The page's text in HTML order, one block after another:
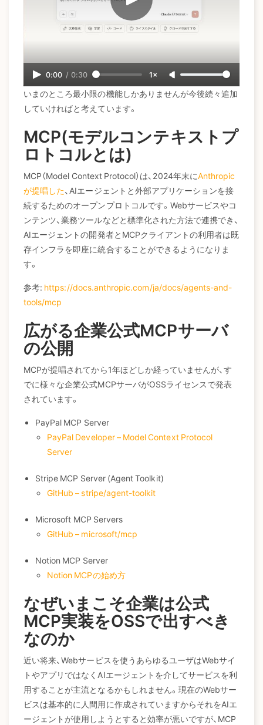
0:00 / 0:30 1×
いまのところ最小限の機能しかありませんが今後続々追加
していければと考えています。
MCP(モデルコンテキストプ
ロトコルとは)
MCP（Model Context Protocol）は、2024年末にAnthropic
が提唱した、AIエージェントと外部アプリケーションを接
続するためのオープンプロトコルです。Webサービスやコ
ンテンツ、業務ツールなどと標準化された方法で連携でき、
AIエージェントの開発者とMCPクライアントの利用者は既
存インフラを即座に統合することができるようになりま
す。
参考: https://docs.anthropic.com/ja/docs/agents-and-
tools/mcp
広がる企業公式MCPサーバ
の公開
MCPが提唱されてから1年ほどしか経っていませんが、す
でに様々な企業公式MCPサーバがOSSライセンスで発表
されています。
PayPal MCP Server
PayPal Developer – Model Context Protocol
Server
Stripe MCP Server (Agent Toolkit)
GitHub – stripe/agent-toolkit
Microsoft MCP Servers
GitHub – microsoft/mcp
Notion MCP Server
Notion MCPの始め方
なぜいまこそ企業は公式
MCP実装をOSSで出すべき
なのか
近い将来、Webサービスを使うあらゆるユーザはWebサイ
トやアプリではなくAIエージェントを介してサービスを利
用することが主流となるかもしれません。現在のWebサー
ビスは基本的に人間用に作成されていますからそれをAIエ
ージェントが使用しようとすると効率が悪いですが、MCP